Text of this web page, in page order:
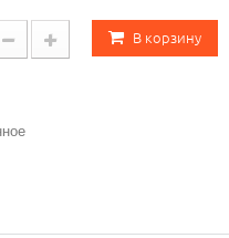
В корзину